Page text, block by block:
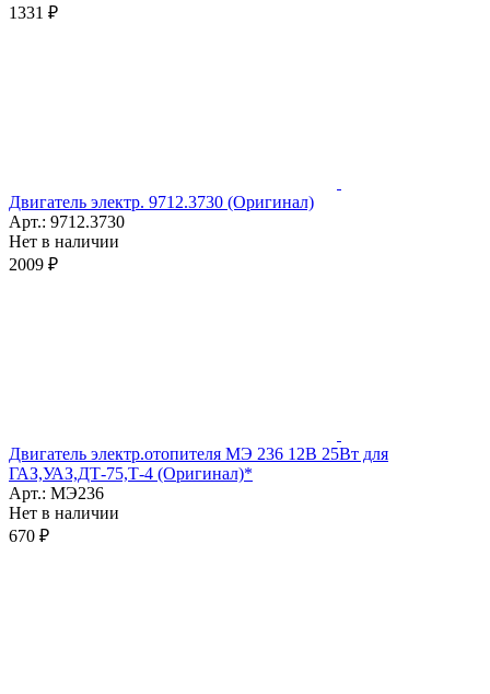
1331 ₽
Двигатель электр. 9712.3730 (Оригинал)
Арт.: 9712.3730
Нет в наличии
2009 ₽
Двигатель электр.отопителя МЭ 236 12В 25Вт для
ГАЗ,УАЗ,ДТ-75,Т-4 (Оригинал)*
Арт.: МЭ236
Нет в наличии
670 ₽